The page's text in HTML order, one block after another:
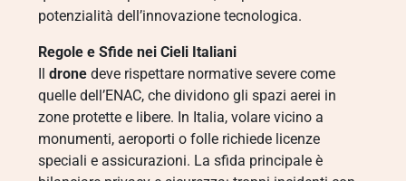
potenzialità dell’innovazione tecnologica.
Regole e Sfide nei Cieli Italiani
Il drone deve rispettare normative severe come
quelle dell’ENAC, che dividono gli spazi aerei in
zone protette e libere. In Italia, volare vicino a
monumenti, aeroporti o folle richiede licenze
speciali e assicurazioni. La sfida principale è